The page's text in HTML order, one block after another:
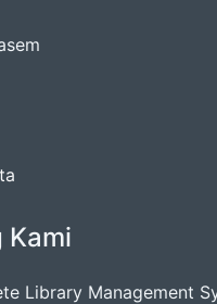
Kami
Library Management